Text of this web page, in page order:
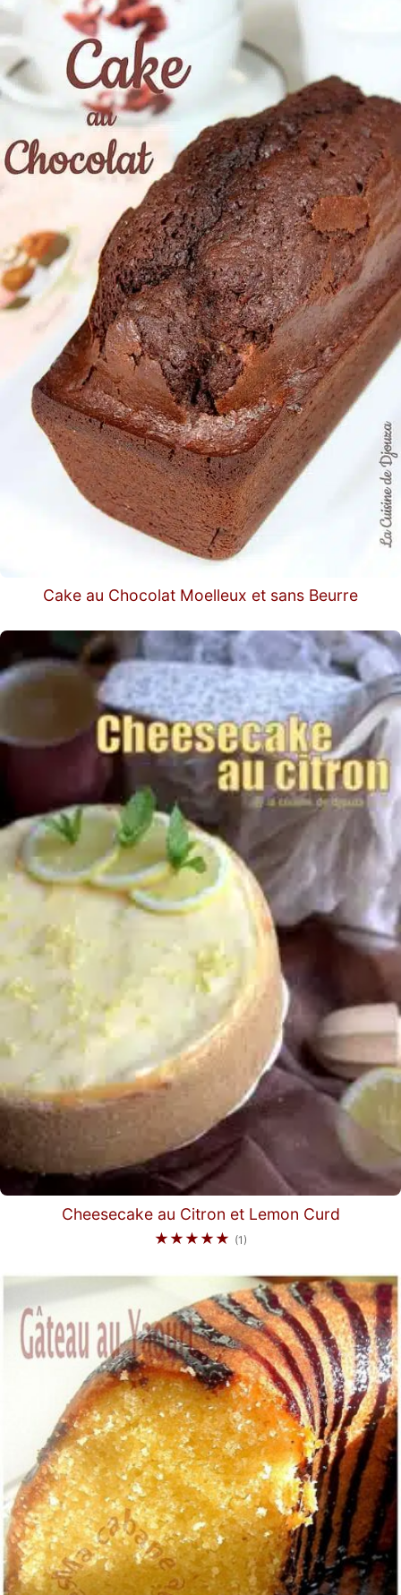
Cake au Chocolat Moelleux et sans Beurre
Cheesecake au Citron et Lemon Curd
★★★★★ (1)